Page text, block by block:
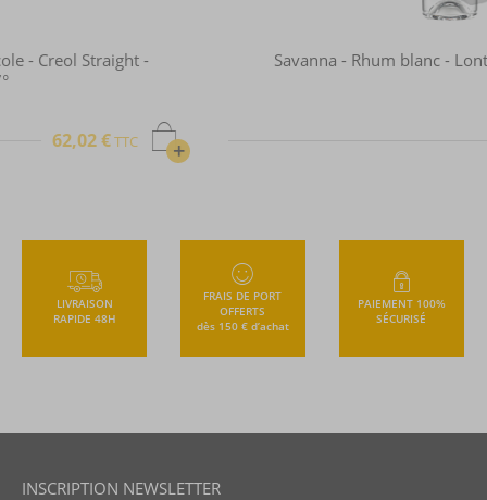
Savanna - Rhum blanc - Lontan 57 - 70cl - 57,5°
LIVRAISON
RAPIDE 48H
FRAIS DE PORT
OFFERTS
dès 150 € d’achat
PAIEMENT 100%
SÉCURISÉ
INSCRIPTION NEWSLETTER